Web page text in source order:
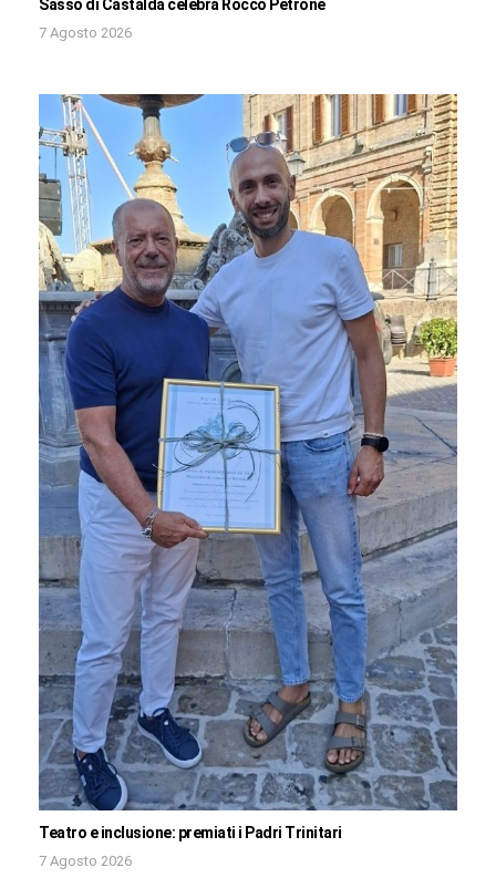
Sasso di Castalda celebra Rocco Petrone
7 Agosto 2026
Teatro e inclusione: premiati i Padri Trinitari
7 Agosto 2026